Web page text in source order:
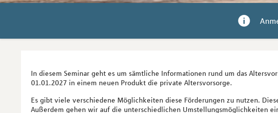
In diesem Seminar geht es um sämtliche Informationen rund um das
01.01.2027 in einem neuen Produkt die private Altersvorsorge.
Es gibt viele verschiedene Möglichkeiten diese Förderungen zu nutzen.
Außerdem gehen wir auf die unterschiedlichen Umstellungsmöglichkeiten